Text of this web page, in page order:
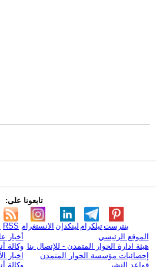
تابعونا على:
RSS الانستغرام لينكدإن تيلكرامبنترست
الموقع الرئيسي
هيئة ادارة الحوار المتمدن - للإتصال بنا
إحصائيات مؤسسة الحوار المتمدن
قواعد النشر
أخبار
وكالة
اخبار
وكالة